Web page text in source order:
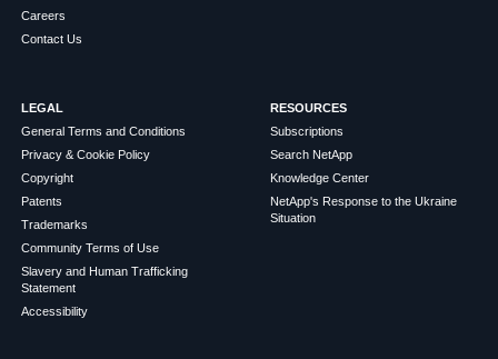
Careers
Contact Us
LEGAL
General Terms and Conditions
Privacy & Cookie Policy
Copyright
Patents
Trademarks
Community Terms of Use
Slavery and Human Trafficking
Statement
Accessibility
RESOURCES
Subscriptions
Search NetApp
Knowledge Center
NetApp's Response to the Ukraine
Situation